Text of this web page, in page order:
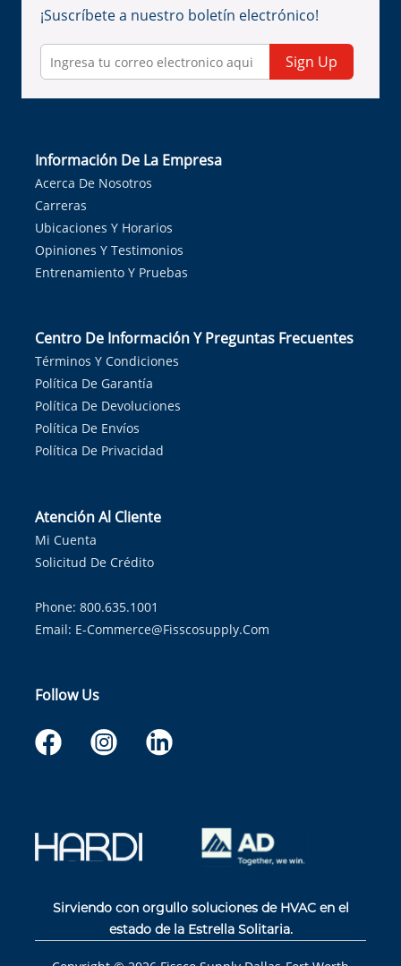
¡Suscríbete a nuestro boletín electrónico!
Sign Up
Información De La Empresa
Acerca De Nosotros
Carreras
Ubicaciones Y Horarios
Opiniones Y Testimonios
Entrenamiento Y Pruebas
Centro De Información Y Preguntas Frecuentes
Términos Y Condiciones
Política De Garantía
Política De Devoluciones
Política De Envíos
Política De Privacidad
Atención Al Cliente
Mi Cuenta
Solicitud De Crédito
Phone: 800.635.1001
Email: E-Commerce@fisscosupply.com
Follow Us
Sirviendo con orgullo soluciones de HVAC en el
estado de la Estrella Solitaria.